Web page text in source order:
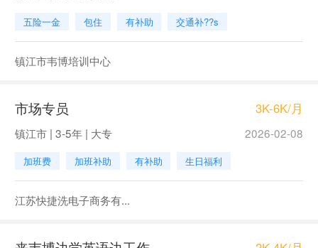
五险一金 包住 有补助 交通补??s
镇江市韦博培训中心
市场专员 3K-6K/月
镇江市 | 3-5年 | 大专 2026-02-08
加班费 加班补助 有补助 生日福利
江苏快捷洗电子商务有...